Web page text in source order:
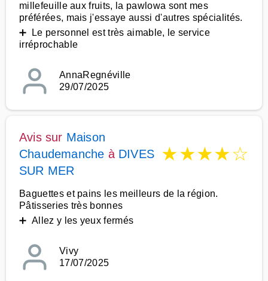
millefeuille aux fruits, la pawlowa sont mes
préférées, mais j'essaye aussi d'autres spécialités.
➕ Le personnel est très aimable, le service
irréprochable
AnnaRegnéville
29/07/2025
Avis sur Maison
Chaudemanche à DIVES
SUR MER
★★★★☆
Baguettes et pains les meilleurs de la région.
Pâtisseries très bonnes
➕ Allez y les yeux fermés
Vivy
17/07/2025